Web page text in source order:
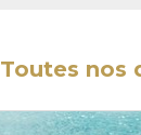
Toutes nos